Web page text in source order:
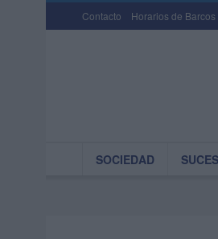
Contacto Horarios de Barcos
SOCIEDAD